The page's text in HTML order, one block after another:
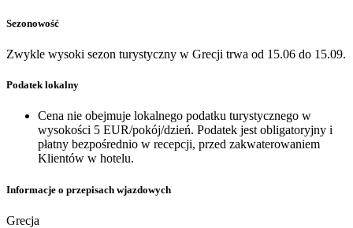
Sezonowość
Zwykle wysoki sezon turystyczny w Grecji trwa od 15.06 do 15.09.
Podatek lokalny
Cena nie obejmuje lokalnego podatku turystycznego w
wysokości 5 EUR/pokój/dzień. Podatek jest obligatoryjny i
płatny bezpośrednio w recepcji, przed zakwaterowaniem
Klientów w hotelu.
Informacje o przepisach wjazdowych
Grecja